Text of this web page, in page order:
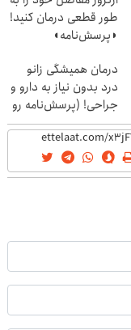
طور قطعی درمان کنید!
◗پرسش‌نامه◖
درمان همیشگی زانو
درد بدون نیاز به دارو و
جراحی! (پرسش‌نامه رو
پر کن)